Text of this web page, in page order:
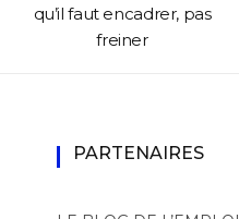
qu’il faut encadrer, pas
freiner
PARTENAIRES